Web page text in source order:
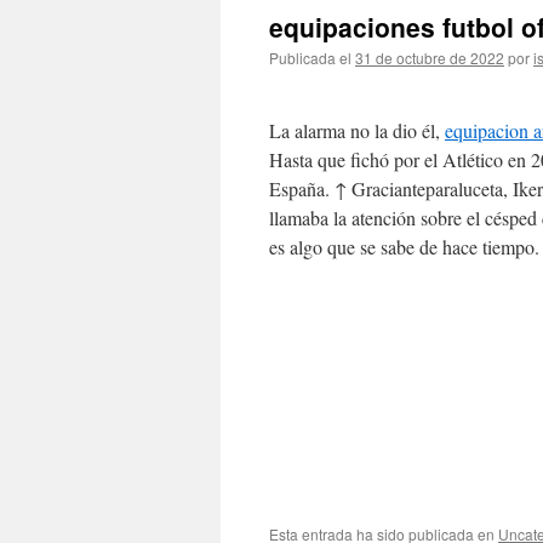
equipaciones futbol
Publicada el 31 de octubre de 2022 por
La alarma no la dio él, equipacion
Hasta que fichó por el Atlético en
España. ↑ Gracianteparaluceta,
llamaba la atención sobre el
es algo que se sabe de hace tiempo.
Esta entrada ha sido publicada en